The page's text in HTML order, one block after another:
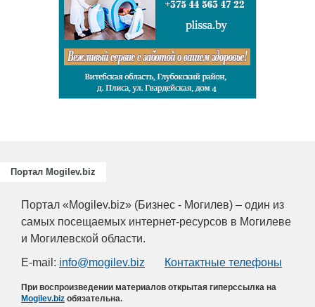
Портал Mogilev.biz
Портал «Mogilev.biz» (Бизнес - Могилев) – один из
самых посещаемых интернет-ресурсов в Могилеве
и Могилевской области.
E-mail: info@mogilev.biz Контактные телефоны
При воспроизведении материалов открытая гиперссылка на
Mogilev.biz обязательна.